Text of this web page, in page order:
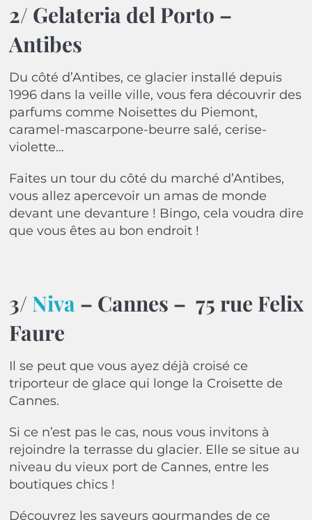
2/ Gelateria del Porto –
Antibes
Du côté d’Antibes, ce glacier installé depuis
1996 dans la veille ville, vous fera découvrir des
parfums comme Noisettes du Piemont,
caramel-mascarpone-beurre salé, cerise-
violette…
Faites un tour du côté du marché d’Antibes,
vous allez apercevoir un amas de monde
devant une devanture ! Bingo, cela voudra dire
que vous êtes au bon endroit !
3/ Niva – Cannes – 75 rue Felix
Faure
Il se peut que vous ayez déjà croisé ce
triporteur de glace qui longe la Croisette de
Cannes.
Si ce n’est pas le cas, nous vous invitons à
rejoindre la terrasse du glacier. Elle se situe au
niveau du vieux port de Cannes, entre les
boutiques chics !
Découvrez les saveurs gourmandes de ce